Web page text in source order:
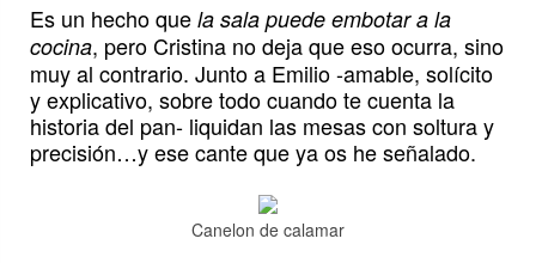
Es un hecho que la sala puede embotar a la
cocina, pero Cristina no deja que eso ocurra, sino
muy al contrario. Junto a Emilio -amable, solícito
y explicativo, sobre todo cuando te cuenta la
historia del pan- liquidan las mesas con soltura y
precisión…y ese cante que ya os he señalado.
Canelon de calamar